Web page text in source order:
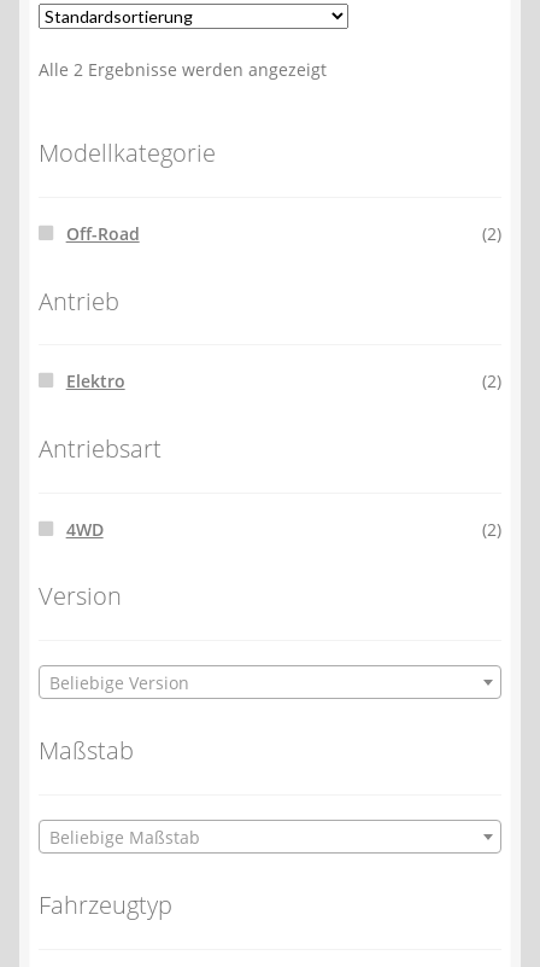
Alle 2 Ergebnisse werden angezeigt
Modellkategorie
Off-Road (2)
Antrieb
Elektro (2)
Antriebsart
4WD (2)
Version
Beliebige Version
Maßstab
Beliebige Maßstab
Fahrzeugtyp